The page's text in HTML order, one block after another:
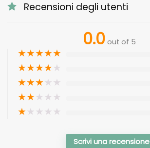
Recensioni degli utenti
0.0 out of 5
★★★★★
★★★★★
★★★★ ★
★★★ ★ ★
★★ ★ ★ ★
Scrivi una recensione